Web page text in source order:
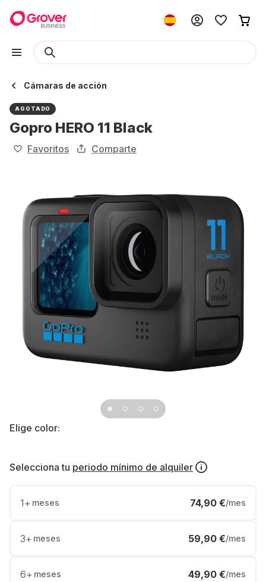
Cámaras de acción
AGOTADO
Gopro HERO 11 Black
Favoritos Comparte
Elige color:
Selecciona tu periodo mínimo de alquiler
1+ meses 74,90 €/mes
3+ meses 59,90 €/mes
6+ meses 49,90 €/mes